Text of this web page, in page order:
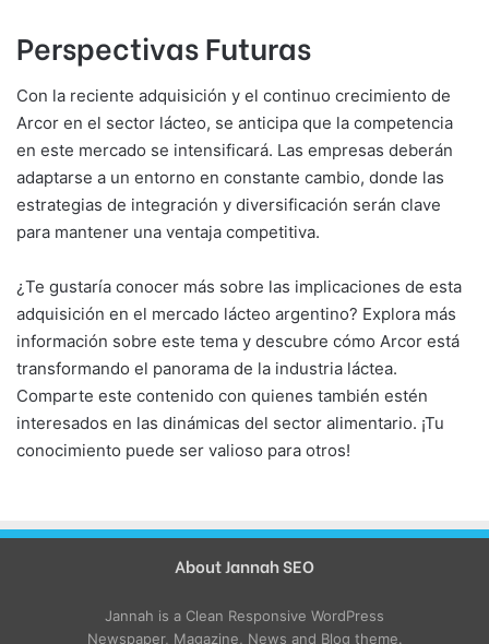
Perspectivas Futuras
Con la reciente adquisición y el continuo crecimiento de
Arcor en el sector lácteo, se anticipa que la competencia
en este mercado se intensificará. Las empresas deberán
adaptarse a un entorno en constante cambio, donde las
estrategias de integración y diversificación serán clave
para mantener una ventaja competitiva.
¿Te gustaría conocer más sobre las implicaciones de esta
adquisición en el mercado lácteo argentino? Explora más
información sobre este tema y descubre cómo Arcor está
transformando el panorama de la industria láctea.
Comparte este contenido con quienes también estén
interesados en las dinámicas del sector alimentario. ¡Tu
conocimiento puede ser valioso para otros!
About Jannah SEO
Jannah is a Clean Responsive WordPress
Newspaper, Magazine, News and Blog theme.